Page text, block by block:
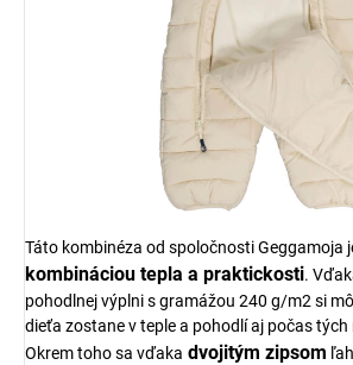
Táto kombinéza od spoločnosti Geggamoja
kombináciou tepla a praktickosti.
pohodlnej výplni s gramážou 240 g/m2 si
dieťa zostane v teple a pohodlí aj počas
Okrem toho sa vďaka dvojitým zipsom